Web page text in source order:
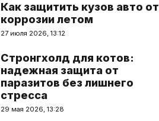
Как защитить кузов авто от
коррозии летом
27 июля 2026, 13:12
Стронгхолд для котов:
надежная защита от
паразитов без лишнего
стресса
29 мая 2026, 13:28